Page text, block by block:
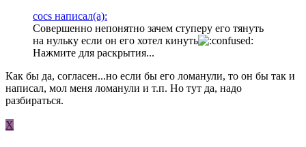
cocs написал(а):
Совершенно непонятно зачем ступеру его тянуть
на нульку если он его хотел кинуть
Нажмите для раскрытия...
Как бы да, согласен...но если бы его ломанули, то он бы так и
написал, мол меня ломанули и т.п. Но тут да, надо
разбираться.
X